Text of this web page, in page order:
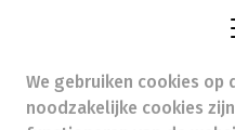
Steenweg
(BTW nr.)
We gebruiken cookies op
noodzakelijke cookies